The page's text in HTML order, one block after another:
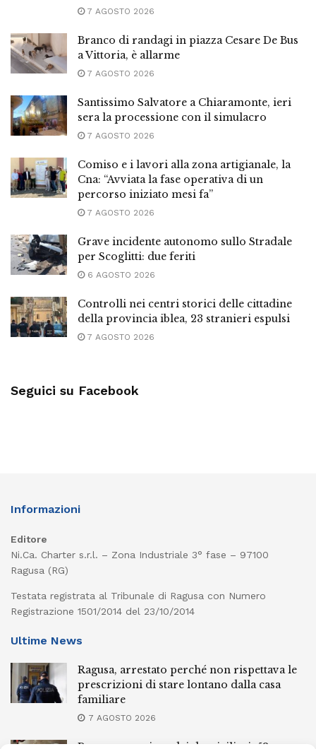
7 AGOSTO 2026
Branco di randagi in piazza Cesare De Bus
a Vittoria, è allarme
7 AGOSTO 2026
Santissimo Salvatore a Chiaramonte, ieri
sera la processione con il simulacro
7 AGOSTO 2026
Comiso e i lavori alla zona artigianale, la
Cna: “Avviata la fase operativa di un
percorso iniziato mesi fa”
7 AGOSTO 2026
Grave incidente autonomo sullo Stradale
per Scoglitti: due feriti
6 AGOSTO 2026
Controlli nei centri storici delle cittadine
della provincia iblea, 23 stranieri espulsi
7 AGOSTO 2026
Seguici su Facebook
Informazioni
Editore
Ni.Ca. Charter s.r.l. – Zona Industriale 3° fase – 97100
Ragusa (RG)
Testata registrata al Tribunale di Ragusa con Numero
Registrazione 1501/2014 del 23/10/2014
Ultime News
Ragusa, arrestato perché non rispettava le
prescrizioni di stare lontano dalla casa
familiare
7 AGOSTO 2026